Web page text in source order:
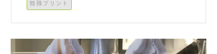
特殊プリント